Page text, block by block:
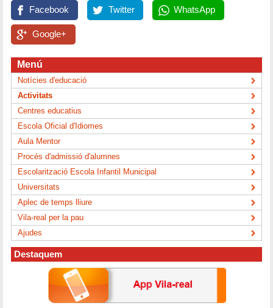
Facebook Twitter WhatsApp
Google+
Menú
Notícies d'educació
Activitats
Centres educatius
Escola Oficial d'Idiomes
Aula Mentor
Procés d'admissió d'alumnes
Escolarització Escola Infantil Municipal
Universitats
Aplec de temps lliure
Vila-real per la pau
Ajudes
Destaquem